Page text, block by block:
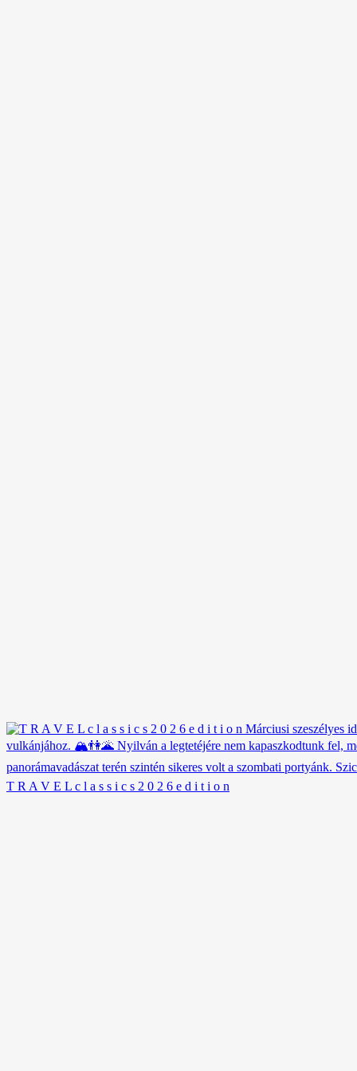
T R A V E L c l a s s i c s 2 0 2 6 e d i t i o n